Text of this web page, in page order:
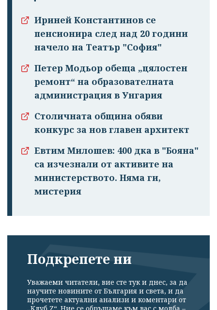
Успешно
излязохте от
профила си!
Ириней Константинов се
пенсионира след над 20 години
начело на Театър "София"
Петер Модьор обеща „цялостен
ремонт“ на образователната
администрация в Унгария
Столичната община обяви
конкурс за нов главен архитект
Евтим Милошев: 400 дка в "Бояна"
са изчезнали от активите на
министерството. Няма ги,
мистерия
Подкрепете ни
Уважаеми читатели, вие сте тук и днес, за да
научите новините от България и света, и да
прочетете актуални анализи и коментари от